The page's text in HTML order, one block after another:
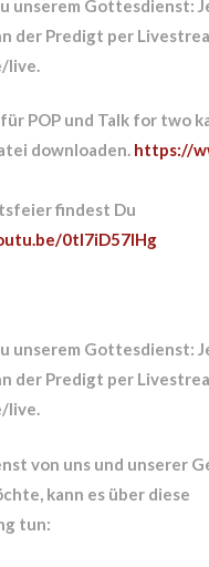
unserem Gottesdienst:
der Predigt per
live.
POP und Talk for two
downloaden. https://
findest Du
0tI7iD57IHg
unserem Gottesdienst:
der Predigt per
live.
von uns und unserer
kann es über diese
tun: